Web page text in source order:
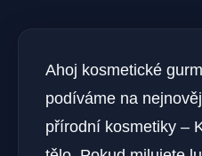
Ahoj kosmetické
podíváme na
přírodní kosmetiky –